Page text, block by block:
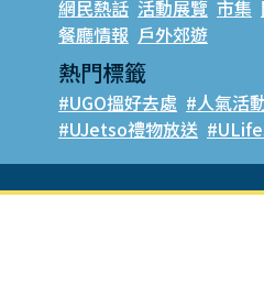
網民熱話 活動展覽 市集
餐廳情報 戶外郊遊
熱門標籤
#UGO搵好去處 #人氣活
#UJetso禮物放送